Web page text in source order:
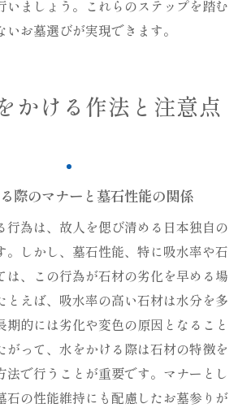
いましょう。これらのステップを踏む
いお墓選びが実現できます。
かける作法と注意点
際のマナーと墓石性能の関係
行為は、故人を偲び清める日本独自の
。しかし、墓石性能、特に吸水率や石
は、この行為が石材の劣化を早める場
とえば、吸水率の高い石材は水分を多
期的には劣化や変色の原因となること
がって、水をかける際は石材の特徴を
法で行うことが重要です。マナーとし
石の性能維持にも配慮したお墓参りが